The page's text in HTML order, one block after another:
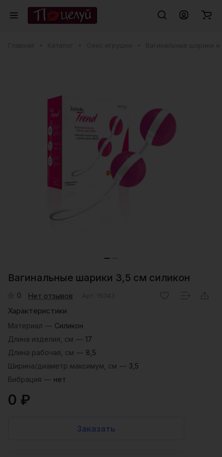
Вагинальные шарики 3,5 см силикон
0 Нет отзывов
Характеристики
Материал — Силикон
Длина изделия, см — 17
Длина рабочая, см — 8,5
Ширина/диаметр максимум, см — 3,5
Вибрация — нет
0 ₽
Заказать